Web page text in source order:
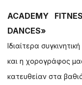
ACADEMY
DANCES»
Ιδιαίτερα
και η χορογράφος
κατευθείαν στα